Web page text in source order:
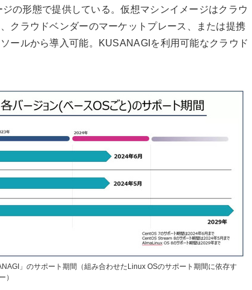
の形態で提供している。仮想マシンイメージはクラウ
クラウドベンダーのマーケットプレース、または提携
ールから導入可能。KUSANAGIを利用可能なクラウド
」のサポート期間（組み合わせたLinux OSのサポート期間に依存す
）